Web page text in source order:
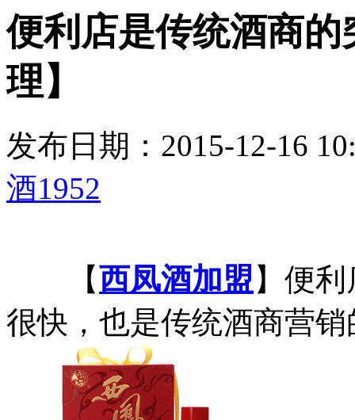
便利店是传统酒商的
理】
发布日期：2015-12-16
酒1952
【西凤酒加盟 】便
很快，也是传统酒商营